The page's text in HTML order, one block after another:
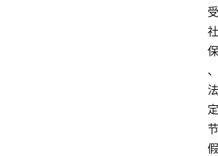
受
社
保
、
法
定
节
假